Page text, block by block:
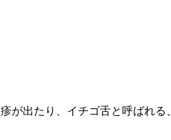
が出たり、イチゴ舌と呼ばれる